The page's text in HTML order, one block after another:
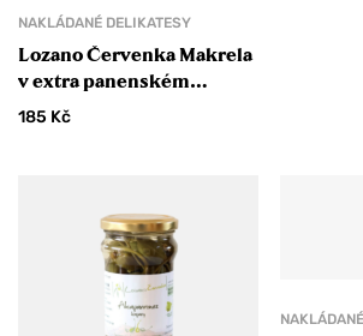
NAKLÁDANÉ DELIKATESY
Lozano Červenka Makrela
v extra panenském
olivovém oleji
185 Kč